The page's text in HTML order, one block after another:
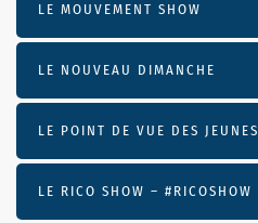
LE MOUVEMENT SHOW
LE NOUVEAU DIMANCHE
LE POINT DE VUE DES JEUNES
LE RICO SHOW – #RICOSHOW